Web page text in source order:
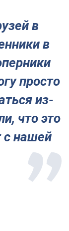
в
в
просто
из-
что это
с нашей